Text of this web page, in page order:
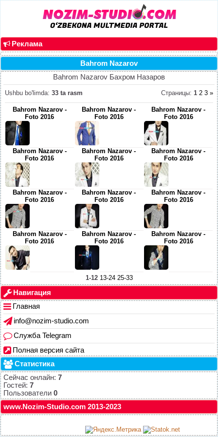
Реклама
Bahrom Nazarov
Bahrom Nazarov Бахром Назаров
Ushbu bo'limda: 33 ta rasm Страницы: 1 2 3 »
Bahrom Nazarov -
Foto 2016
Bahrom Nazarov -
Foto 2016
Bahrom Nazarov -
Foto 2016
Bahrom Nazarov -
Foto 2016
Bahrom Nazarov -
Foto 2016
Bahrom Nazarov -
Foto 2016
Bahrom Nazarov -
Foto 2016
Bahrom Nazarov -
Foto 2016
Bahrom Nazarov -
Foto 2016
Bahrom Nazarov -
Foto 2016
Bahrom Nazarov -
Foto 2016
Bahrom Nazarov -
Foto 2016
1-12 13-24 25-33
Навигация
Главная
info@nozim-studio.com
Служба Telegram
Полная версия сайта
Статистика
Сейчас онлайн: 7
Гостей: 7
Пользователи 0
www.Nozim-Studio.com 2013-2023